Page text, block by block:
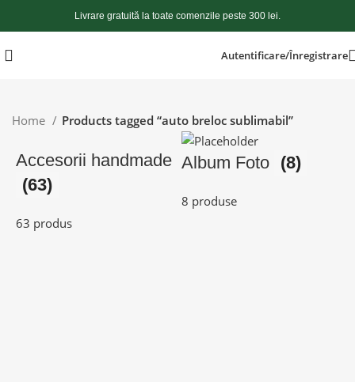
Livrare gratuită la toate comenzile peste 300 lei.
Autentificare/Înregistrare
Home Products tagged “auto breloc sublimabil”
Accesorii handmade
(63)
63 produs
Album Foto (8)
8 produse